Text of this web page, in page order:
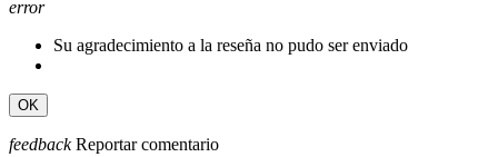
error
Su agradecimiento a la reseña no pudo ser enviado
OK
feedback Reportar comentario